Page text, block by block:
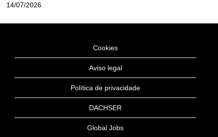
14/07/2026
Cookies
Aviso legal
Política de privacidade
DACHSER
Global Jobs